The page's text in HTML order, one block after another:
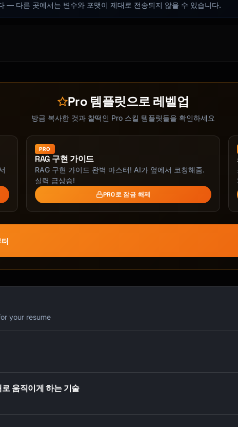
you asked for
is here 🚀
to
— 다른 곳에서는 변수와 포맷이 제대로 전송되지 않을 수 있습니다.
Pro 템플릿으로 레벨업
방금 복사한 것과 찰떡인 Pro 스킬 템플릿들을 확인하세요
PRO
RAG 구현 가이드
RAG 구현 가이드 완벽 마스터! AI가 옆에서 코칭해줌.
실력 급상승!
PRO로 잠금 해제
your resume
움직이게 하는 기술